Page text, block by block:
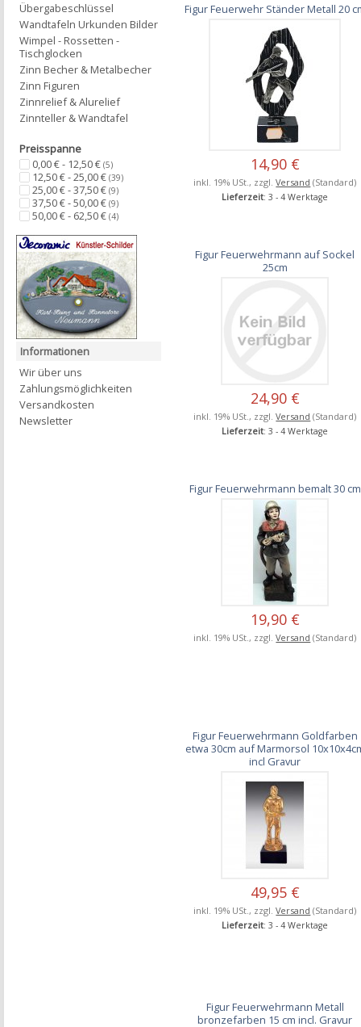
Figur Feuerwehr Ständer Metall 20
14,90 €
inkl. 19% USt., zzgl.Versand (Standard)
Lieferzeit: 3 - 4 Werktage
Figur Feuerwehrmann auf Sockel
25cm
24,90 €
inkl. 19% USt., zzgl.Versand (Standard)
Lieferzeit: 3 - 4 Werktage
Figur Feuerwehrmann bemalt 30 cm
19,90 €
inkl. 19% USt., zzgl.Versand (Standard)
Figur Feuerwehrmann Goldfarben
etwa 30cm auf Marmorsol
incl Gravur
49,95 €
inkl. 19% USt., zzgl.Versand (Standard)
Lieferzeit: 3 - 4 Werktage
Figur Feuerwehrmann Metall
bronzefarben 15 cm incl. Gravur
Übergabeschlüssel
Wandtafeln Urkunden Bilder
Wimpel - Rossetten -
Tischglocken
Zinn Becher & Metalbecher
Zinn Figuren
Zinnrelief & Alurelief
Zinnteller & Wandtafel
Preisspanne
0,00 € - 12,50 € (5)
12,50 € - 25,00 € (39)
25,00 € - 37,50 € (9)
37,50 € - 50,00 € (9)
50,00 € - 62,50 € (4)
Informationen
Wir über uns
Zahlungsmöglichkeiten
Versandkosten
Newsletter